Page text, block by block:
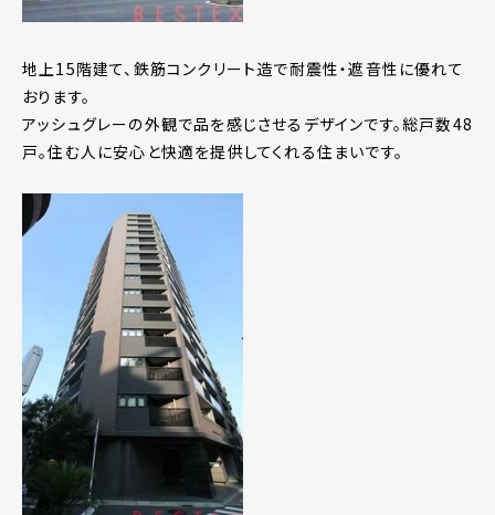
地上15階建て、鉄筋コンクリート造で耐震性・遮音性に優れて
おります。
アッシュグレーの外観で品を感じさせるデザインです。総戸数48
戸。住む人に安心と快適を提供してくれる住まいです。